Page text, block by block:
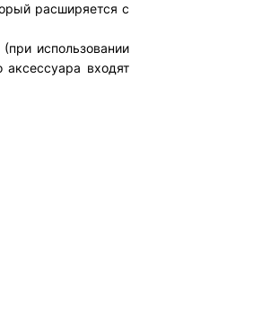
расширяется с
использовании
входят